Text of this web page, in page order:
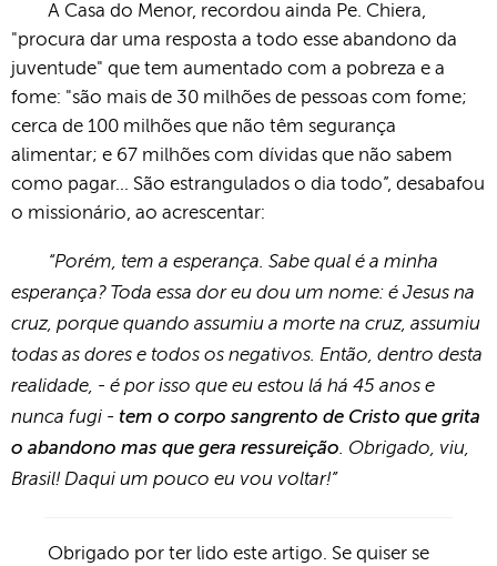
A Casa do Menor, recordou ainda Pe. Chiera,
"procura dar uma resposta a todo esse abandono da
juventude" que tem aumentado com a pobreza e a
fome: "são mais de 30 milhões de pessoas com fome;
cerca de 100 milhões que não têm segurança
alimentar; e 67 milhões com dívidas que não sabem
como pagar... São estrangulados o dia todo”, desabafou
o missionário, ao acrescentar:
“Porém, tem a esperança. Sabe qual é a minha
esperança? Toda essa dor eu dou um nome: é Jesus na
cruz, porque quando assumiu a morte na cruz, assumiu
todas as dores e todos os negativos. Então, dentro desta
realidade, - é por isso que eu estou lá há 45 anos e
nunca fugi - tem o corpo sangrento de Cristo que grita
o abandono mas que gera ressureição. Obrigado, viu,
Brasil! Daqui um pouco eu vou voltar!”
Obrigado por ter lido este artigo. Se quiser se